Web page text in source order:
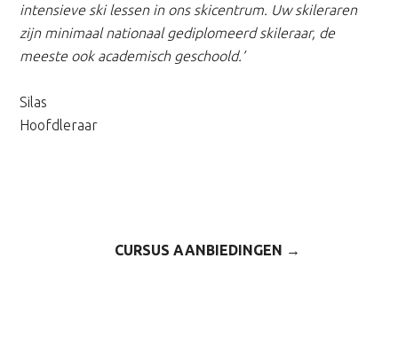
intensieve ski lessen in ons skicentrum. Uw skileraren
zijn minimaal nationaal gediplomeerd skileraar, de
meeste ook academisch geschoold.’
Silas
Hoofdleraar
CURSUS AANBIEDINGEN →